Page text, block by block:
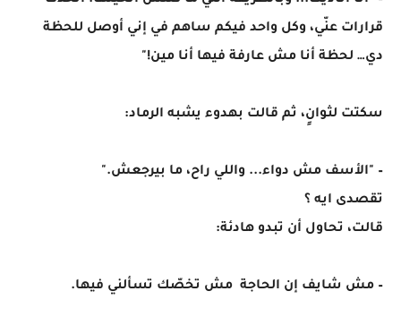
قرارات عنّي، وكل واحد فيكم ساهم في إني أوصل للحظة
دي… لحظة أنا مش عارفة فيها أنا مين!"
سكتت لثوانٍ، ثم قالت بهدوء يشبه الرماد:
– "الأسف مش دواء... واللي راح، ما بيرجعش."
تقصدى ايه ؟
قالت، تحاول أن تبدو هادئة:
– مش شايف إن الحاجة مش تخصّك تسألني فيها.